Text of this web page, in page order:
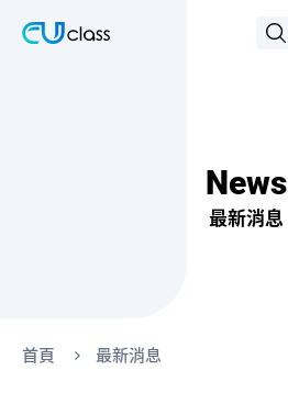
News
最新消息
首頁 最新消息